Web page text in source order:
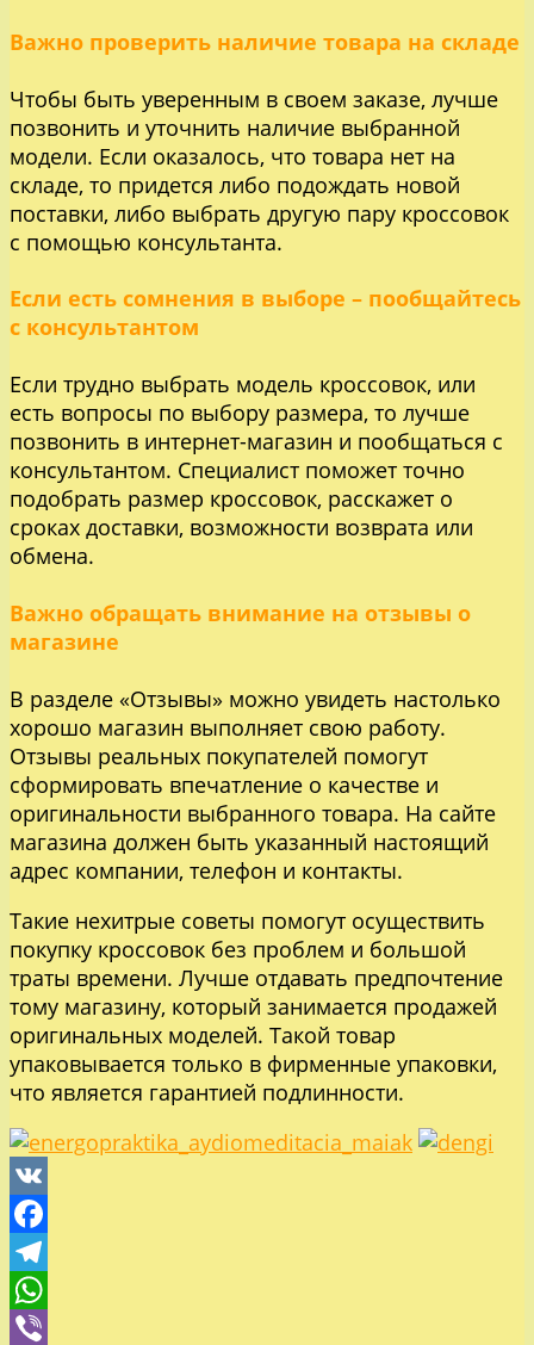
Важно проверить наличие товара на складе
Чтобы быть уверенным в своем заказе, лучше
позвонить и уточнить наличие выбранной
модели. Если оказалось, что товара нет на
складе, то придется либо подождать новой
поставки, либо выбрать другую пару кроссовок
с помощью консультанта.
Если есть сомнения в выборе – пообщайтесь
с консультантом
Если трудно выбрать модель кроссовок, или
есть вопросы по выбору размера, то лучше
позвонить в интернет-магазин и пообщаться с
консультантом. Специалист поможет точно
подобрать размер кроссовок, расскажет о
сроках доставки, возможности возврата или
обмена.
Важно обращать внимание на отзывы о
магазине
В разделе «Отзывы» можно увидеть настолько
хорошо магазин выполняет свою работу.
Отзывы реальных покупателей помогут
сформировать впечатление о качестве и
оригинальности выбранного товара. На сайте
магазина должен быть указанный настоящий
адрес компании, телефон и контакты.
Такие нехитрые советы помогут осуществить
покупку кроссовок без проблем и большой
траты времени. Лучше отдавать предпочтение
тому магазину, который занимается продажей
оригинальных моделей. Такой товар
упаковывается только в фирменные упаковки,
что является гарантией подлинности.
VK
Facebook
Telegram
WhatsApp